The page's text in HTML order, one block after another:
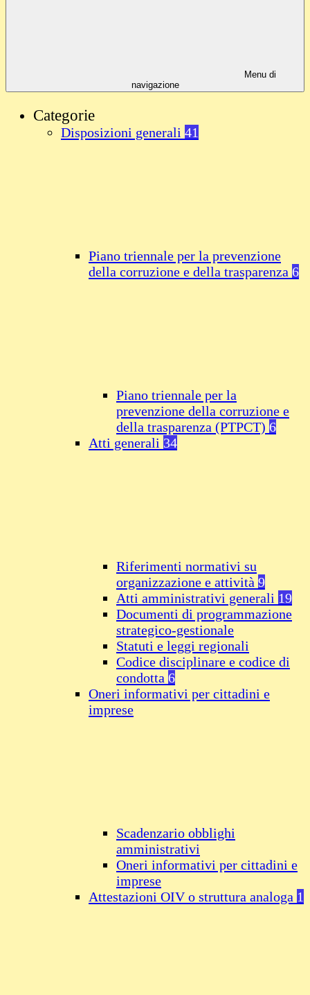
Menu di
navigazione
Categorie
Disposizioni generali 41
Piano triennale per la prevenzione
della corruzione e della trasparenza 6
Piano triennale per la
prevenzione della corruzione e
della trasparenza (PTPCT) 6
Atti generali 34
Riferimenti normativi su
organizzazione e attività 9
Atti amministrativi generali 19
Documenti di programmazione
strategico-gestionale
Statuti e leggi regionali
Codice disciplinare e codice di
condotta 6
Oneri informativi per cittadini e
imprese
Scadenzario obblighi
amministrativi
Oneri informativi per cittadini e
imprese
Attestazioni OIV o struttura analoga 1